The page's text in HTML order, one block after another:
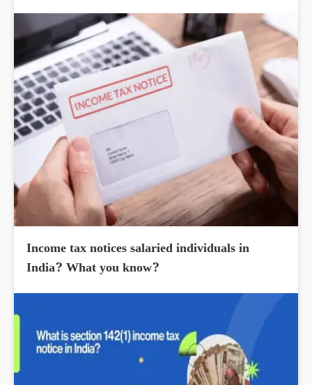
Income tax notices salaried individuals in
India? What you know?